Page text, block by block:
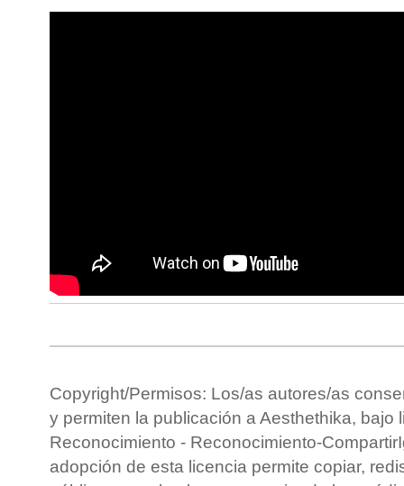
Copyright/Permisos: Los/as autores/as
y permiten la publicación a Aesthethika, bajo
Reconocimiento - Reconocimiento-
adopción de esta licencia permite copiar,